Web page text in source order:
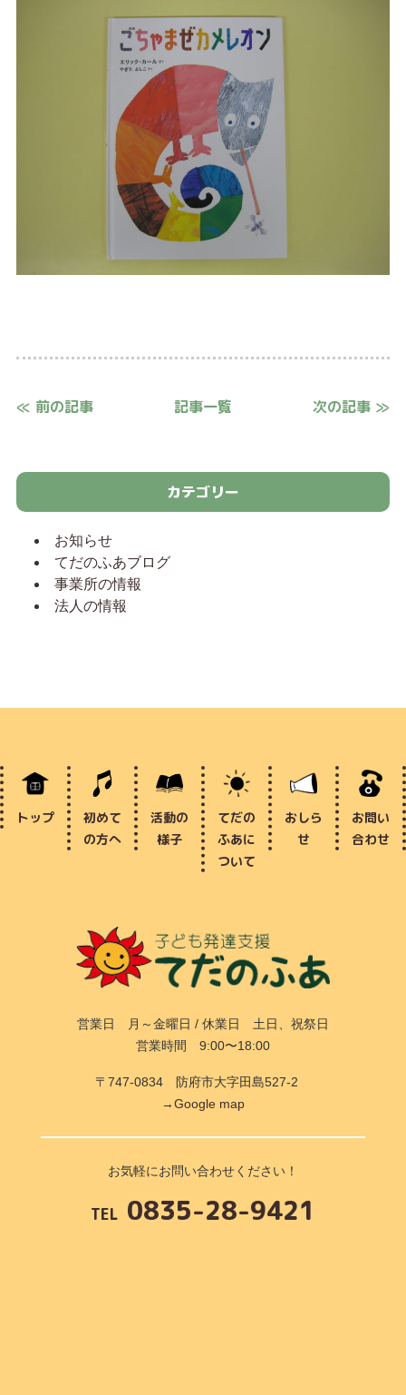
≪ 前の記事 記事一覧 次の記事 ≫
カテゴリー
お知らせ
てだのふあブログ
事業所の情報
法人の情報
トップ
初めて
の方へ
活動の
様子
てだの
ふあに
ついて
おしら
せ
お問い
合わせ
営業日 月～金曜日 / 休業日 土日、祝祭日
営業時間 9:00〜18:00
〒747-0834 防府市大字田島527-2
→Google map
お気軽にお問い合わせください！
TEL 0835-28-9421